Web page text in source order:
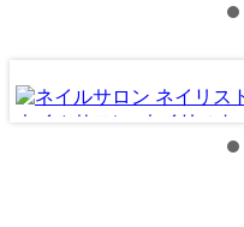
ネイルサロン･ネイリスト